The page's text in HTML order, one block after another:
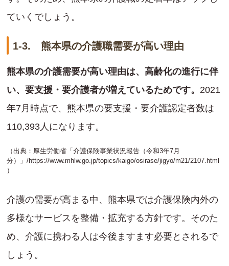
ていくでしょう。
1-3. 熊本県の介護職需要が高い理由
熊本県の介護需要が高い理由は、高齢化の進行に伴
い、要支援・要介護者が増えているためです。 2021
年7月時点で、熊本県の要支援・要介護認定者数は
110,393人になります。
（出典：厚生労働省「介護保険事業状況報告（令和3年7月
分）」/https://www.mhlw.go.jp/topics/kaigo/osirase/jigyo/m21/2107.html
）
介護の需要が高まる中、熊本県では介護保険内外の
多様なサービスを整備・拡充する方針です。そのた
め、介護に携わる人は今後ますます必要とされるで
しょう。